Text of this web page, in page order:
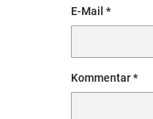
E-Mail
Kommentar